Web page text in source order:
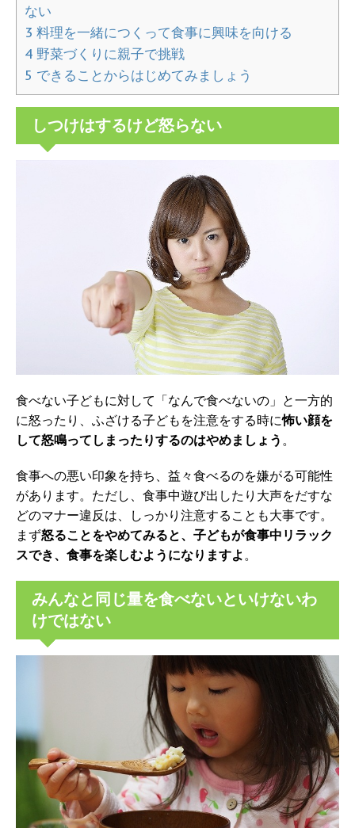
ない
3 料理を一緒につくって食事に興味を向ける
4 野菜づくりに親子で挑戦
5 できることからはじめてみましょう
しつけはするけど怒らない
食べない子どもに対して「なんで食べないの」と一方的
に怒ったり、ふざける子どもを注意をする時に怖い顔を
して怒鳴ってしまったりするのはやめましょう 。
食事への悪い印象を持ち、益々食べるのを嫌がる可能性
があります。ただし、食事中遊び出したり大声をだすな
どのマナー違反は、しっかり注意することも大事です。
まず怒ることをやめてみると、子どもが食事中リラック
スでき、食事を楽しむようになりますよ。
みんなと同じ量を食べないといけないわ
けではない